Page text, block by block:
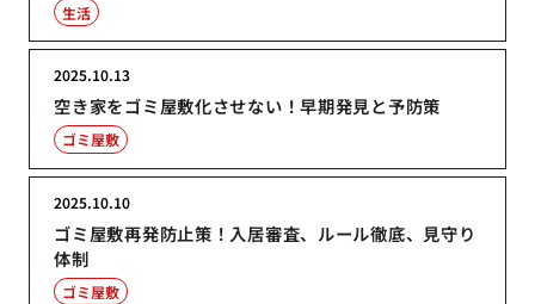
生活
空き家をゴミ屋敷化させない！早期発見と予防策
2025.10.13
ゴミ屋敷
ゴミ屋敷再発防止策！入居審査、ルール徹底、見守り
体制
2025.10.10
ゴミ屋敷